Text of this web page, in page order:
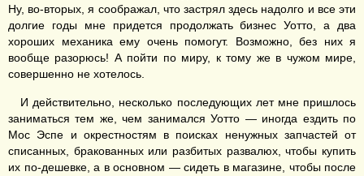
Ну, во-вторых, я соображал, что застрял здесь надолго и все эти
долгие годы мне придется продолжать бизнес Уотто, а два
хороших механика ему очень помогут. Возможно, без них я
вообще разорюсь! А пойти по миру, к тому же в чужом мире,
совершенно не хотелось.
И действительно, несколько последующих лет мне пришлось
заниматься тем же, чем занимался Уотто — иногда ездить по
Мос Эспе и окрестностям в поисках ненужных запчастей от
списанных, бракованных или разбитых развалюх, чтобы купить
их по-дешевке, а в основном — сидеть в магазине, чтобы после